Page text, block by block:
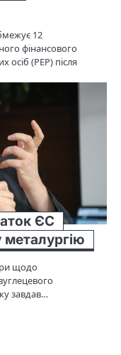
12
фінансового
(PEP) після
ЄС
металургію
щодо
завдав…